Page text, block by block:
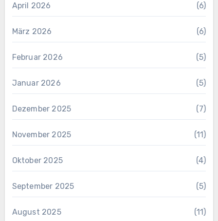
April 2026 (6)
März 2026 (6)
Februar 2026 (5)
Januar 2026 (5)
Dezember 2025 (7)
November 2025 (11)
Oktober 2025 (4)
September 2025 (5)
August 2025 (11)